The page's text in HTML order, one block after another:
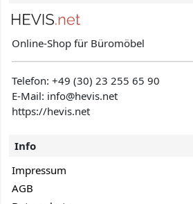
Online-Shop für Büromöbel
Telefon:+49 (30) 23 255 65 90
E-Mail: info@hevis.net
https://hevis.net
Info
Impressum
AGB